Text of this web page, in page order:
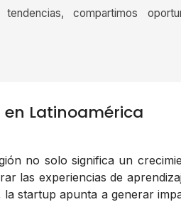
compartimos
Latinoamérica
no solo significa un
las experiencias de
startup apunta a generar